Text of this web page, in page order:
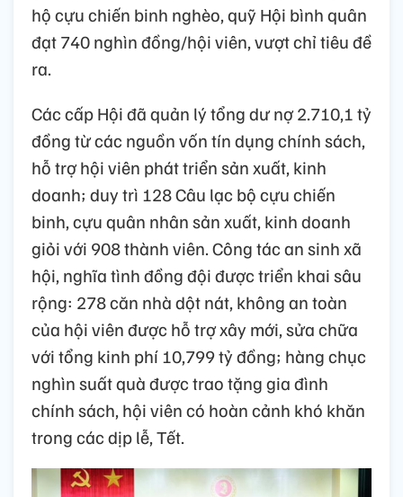
hộ cựu chiến binh nghèo, quỹ Hội bình quân
đạt 740 nghìn đồng/hội viên, vượt chỉ tiêu đề
ra.
Các cấp Hội đã quản lý tổng dư nợ 2.710,1 tỷ
đồng từ các nguồn vốn tín dụng chính sách,
hỗ trợ hội viên phát triển sản xuất, kinh
doanh; duy trì 128 Câu lạc bộ cựu chiến
binh, cựu quân nhân sản xuất, kinh doanh
giỏi với 908 thành viên. Công tác an sinh xã
hội, nghĩa tình đồng đội được triển khai sâu
rộng: 278 căn nhà dột nát, không an toàn
của hội viên được hỗ trợ xây mới, sửa chữa
với tổng kinh phí 10,799 tỷ đồng; hàng chục
nghìn suất quà được trao tặng gia đình
chính sách, hội viên có hoàn cảnh khó khăn
trong các dịp lễ, Tết.